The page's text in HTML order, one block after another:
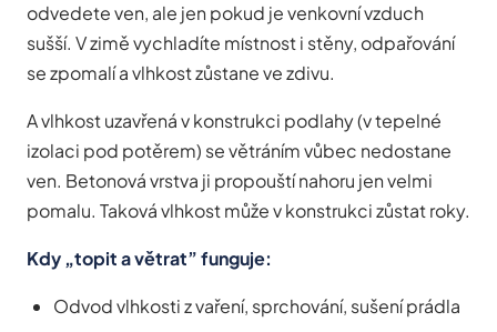
odvedete ven, ale jen pokud je venkovní vzduch
sušší. V zimě vychladíte místnost i stěny, odpařování
se zpomalí a vlhkost zůstane ve zdivu.
A vlhkost uzavřená v konstrukci podlahy (v tepelné
izolaci pod potěrem) se větráním vůbec nedostane
ven. Betonová vrstva ji propouští nahoru jen velmi
pomalu. Taková vlhkost může v konstrukci zůstat roky.
Kdy „topit a větrat” funguje:
Odvod vlhkosti z vaření, sprchování, sušení prádla